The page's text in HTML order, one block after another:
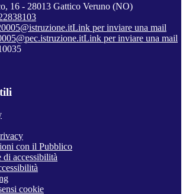
16 - 28013 Gattico Veruno (NO)
Link per inviare una mail
Link per inviare una mail
con il Pubblico
accessibilità
cookie